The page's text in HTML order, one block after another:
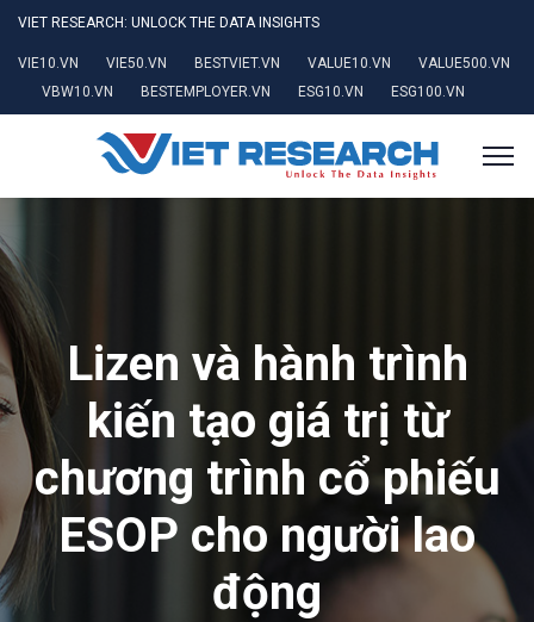
VIET RESEARCH: UNLOCK THE DATA INSIGHTS
VIE10.VN VIE50.VN BESTVIET.VN VALUE10.VN
VALUE500.VN
VBW10.VN
BESTEMPLOYER.VN ESG10.VN ESG100.VN
Lizen và hành trình
kiến tạo giá trị từ
chương trình cổ phiếu
ESOP cho người lao
động